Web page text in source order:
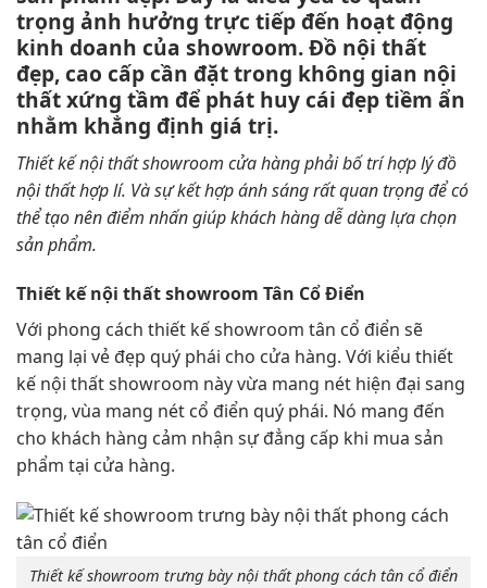
trọng ảnh hưởng trực tiếp đến hoạt động
kinh doanh của showroom. Đồ nội thất
đẹp, cao cấp cần đặt trong không gian nội
thất xứng tầm để phát huy cái đẹp tiềm ẩn
nhằm khẳng định giá trị.
Thiết kế nội thất showroom cửa hàng phải bố trí hợp lý đồ
nội thất hợp lí. Và sự kết hợp ánh sáng rất quan trọng để có
thể tạo nên điểm nhấn giúp khách hàng dễ dàng lựa chọn
sản phẩm.
Thiết kế nội thất showroom Tân Cổ Điển
Với phong cách thiết kế showroom tân cổ điển sẽ
mang lại vẻ đẹp quý phái cho cửa hàng. Với kiểu thiết
kế nội thất showroom này vừa mang nét hiện đại sang
trọng, vùa mang nét cổ điển quý phái. Nó mang đến
cho khách hàng cảm nhận sự đẳng cấp khi mua sản
phẩm tại cửa hàng.
Thiết kế showroom trưng bày nội thất phong cách tân cổ điển